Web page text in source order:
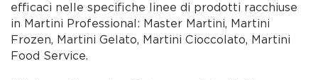
efficaci nelle specifiche linee di prodotti racchiuse
in Martini Professional: Master Martini, Martini
Frozen, Martini Gelato, Martini Cioccolato, Martini
Food Service.